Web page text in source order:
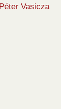
Péter Vasicza